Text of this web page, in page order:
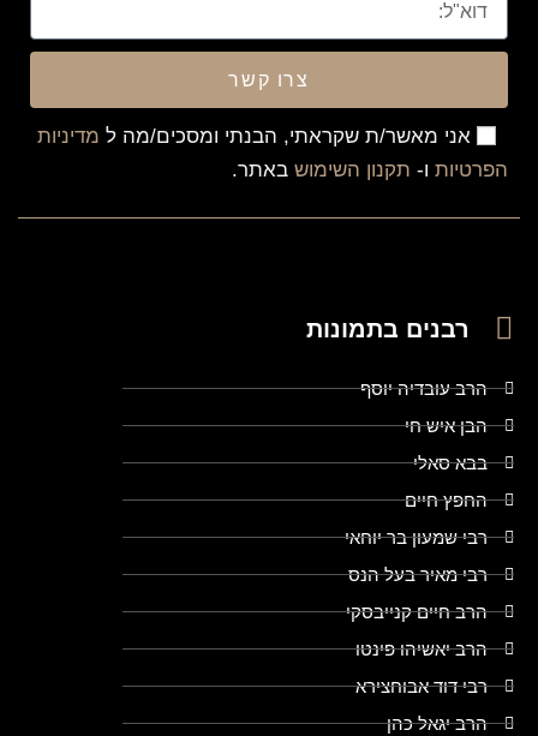
אני מאשר/ת שקראתי, הבנתי ומסכים/מה ל מדיניות
הפרטיות ו- תקנון השימוש באתר.
צרו קשר
רבנים בתמונות
הרב עובדיה יוסף
הבן איש חי
בבא סאלי
החפץ חיים
רבי שמעון בר יוחאי
רבי מאיר בעל הנס
הרב חיים קנייבסקי
הרב יאשיהו פינטו
רבי דוד אבוחצירא
הרב יגאל כהן